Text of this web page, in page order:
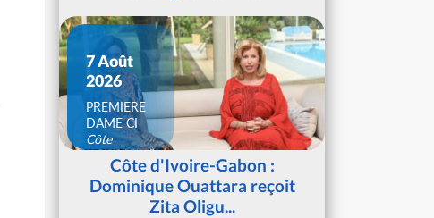
7 Août
2026
PREMIERE
DAME CI
Côte
d'IvoireCôte d'Ivoire-Gabon :
Dominique Ouattara reçoit
Zita Oligu...